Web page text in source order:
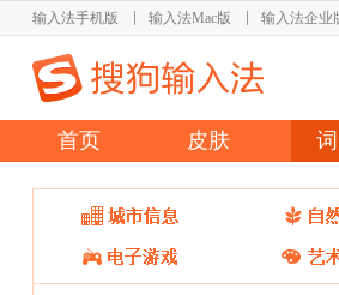
输入法手机版 输入法Mac版 输入法企业
首页 皮肤